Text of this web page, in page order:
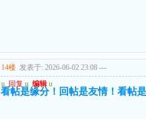
14楼 发表于: 2026-06-02 23:08 ---
u 回复 u 编辑 u
看帖是缘分！回帖是友情！看帖